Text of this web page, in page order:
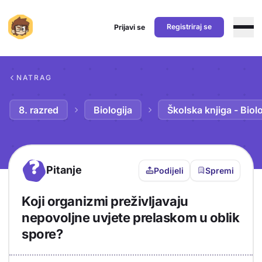
Prijavi se Registriraj se
NATRAG
8. razred Biologija Školska knjiga -
? Pitanje Podijeli Spremi
Koji organizmi preživljavaju
nepovoljne uvjete prelaskom u oblik
spore?